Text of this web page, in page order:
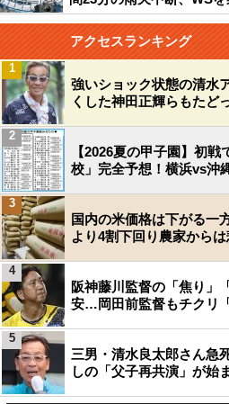
アクセスランキング
強いショック状態の清水
くした神田正輝らもたど
1
【2026夏の甲子園】初
校」完全予想！横浜vs沖
2
国内の米価格は下がる一
より4割下回り農家から
3
阪神藤川監督の「焦り」
安…岡田前監督もチクリ
4
三男・清水良太郎さん急
しの「父子再共演」が始
5